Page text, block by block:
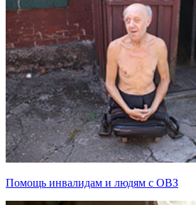
Помощь инвалидам и людям с ОВЗ